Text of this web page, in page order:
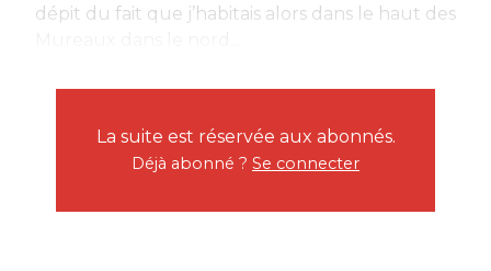
dépit du fait que j’habitais alors dans le haut des
La suite est réservée aux abonnés.
Déjà abonné ? Se connecter